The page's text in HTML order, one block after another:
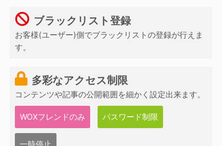
ブラックリスト登録
お客様(ユーザー)側でブラックリストの登録が行えま
す。
多彩なアクセス制限
コンテンツや記事の公開範囲を細かく設定出来ます。
WOXフレンドのみ パスワード制限
一時停止